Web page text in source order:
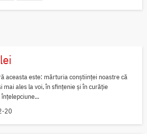
aceasta este: mărturia conștiinței noastre că
mai ales la voi, în sfințenie și în curăție
20